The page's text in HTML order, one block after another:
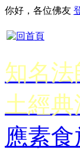
你好，各位佛友
知名
土經典
應素食